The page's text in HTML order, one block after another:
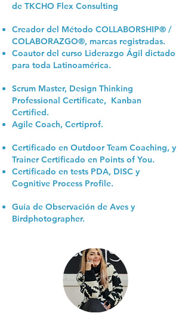
de TKCHO Flex Consulting
Creador del Método COLLABORSHIP® /
COLABORAZGO®, marcas registradas.
Coautor del curso Liderazgo Ágil dictado
para toda Latinoamérica.
Scrum Master, Design Thinking
Professional Certificate, Kanban
Certified.
Agile Coach, Certiprof.
Certificado en Outdoor Team Coaching, y
Trainer Certificado en Points of You.
Certificado en tests PDA, DISC y
Cognitive Process Profile.
Guía de Observación de Aves y
Birdphotographer.